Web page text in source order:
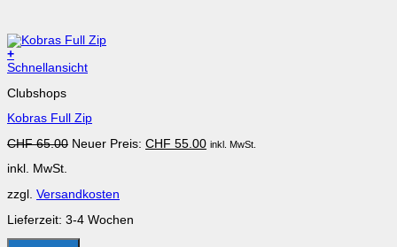
+
Dieses
weist
Varianten
Die
können
der
Produktseite
gewählt
werden
Schnellansicht
Clubshops
Kobras Full Zip
CHF65.00 Ursprünglicher
Neuer Preis: CHF 55.00Aktueller
inkl. MwSt.
inkl. MwSt.
zzgl. Versandkosten
Lieferzeit: 3-4 Wochen